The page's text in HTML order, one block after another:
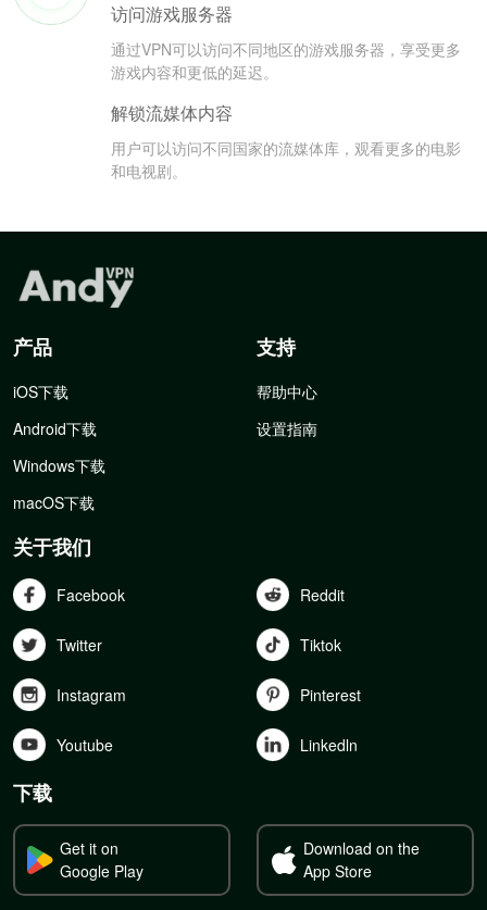
访问游戏服务器
通过VPN可以访问不同地区的游戏服务器，享受更多
游戏内容和更低的延迟。
解锁流媒体内容
用户可以访问不同国家的流媒体库，观看更多的电影
和电视剧。
产品
iOS下载
Android下载
Windows下载
macOS下载
支持
帮助中心
设置指南
关于我们
Facebook Reddit
Twitter Tiktok
Instagram Pinterest
Youtube Linkedln
下载
Get it on
Google Play
Download on the
App Store